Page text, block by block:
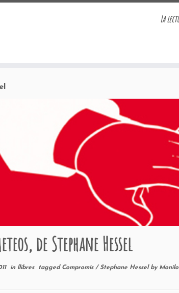
La
de Stephane Hessel
in llibres tagged Compromís / Stephane Hessel by